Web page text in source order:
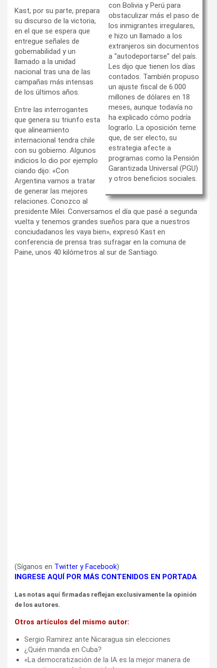
con Bolivia y Perú para
obstaculizar más el paso de
los inmigrantes irregulares,
e hizo un llamado a los
extranjeros sin documentos
a “autodeportarse” del país.
Les dijo que tienen los días
contados. También propuso
un ajuste fiscal de 6.000
millones de dólares en 18
meses, aunque todavía no
ha explicado cómo podría
lograrlo. La oposición teme
que, de ser electo, su
estrategia afecte a
programas como la Pensión
Garantizada Universal (PGU)
y otros beneficios sociales.
Kast, por su parte, prepara
su discurso de la victoria,
en el que se espera que
entregue señales de
gobernabilidad y un
llamado a la unidad
nacional tras una de las
campañas más intensas
de los últimos años.
Entre las interrogantes
que genera su triunfo esta
que alineamiento
internacional tendra chile
con su gobierno. Algunos
indicios lo dio por ejemplo
ciando dijo: «Con
Argentina vamos a tratar
de generar las mejores
relaciones. Conozco al
presidente Milei. Conversamos el día que pasé a segunda
vuelta y tenemos grandes sueños para que a nuestros
conciudadanos les vaya bien», expresó Kast en
conferencia de prensa tras sufragar en la comuna de
Paine, unos 40 kilómetros al sur de Santiago.
(Síganos en Twitter yFacebook)
INGRESE AQUÍ POR MÁS CONTENIDOS EN PORTADA
Las notas aquí firmadas reflejan exclusivamente la opinión
de los autores.
Otros artículos del mismo autor:
Sergio Ramirez ante Nicaragua sin elecciones
¿Quién manda en Cuba?
«La democratización de la IA es la mejor manera de